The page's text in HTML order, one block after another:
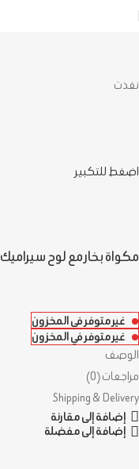
نفذت
اضغط للتكبير
مكواة بخار مع لوح سيراميك 2600 واط من لومابيلا
غير متوفر في المخزون
غير متوفر في المخزون
الوصف
مراجعات (0)
Shipping & Delivery
إضافة إلى مقارنة
إضافة إلى مفضلة